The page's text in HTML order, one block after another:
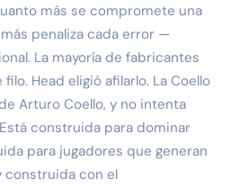
más se compromete una
penaliza cada error —
La mayoría de fabricantes
Head eligió afilarlo. La Coello
Arturo Coello, y no intenta
construida para dominar
para jugadores que generan
construida con el